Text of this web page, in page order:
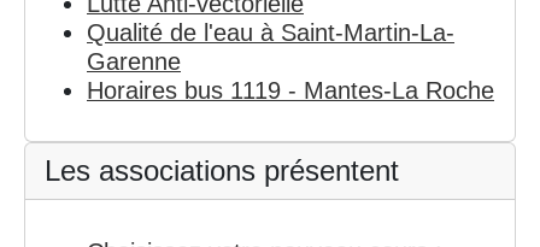
Qualité de l'eau à Saint-Martin-La-
Garenne
Horaires bus 1119 - Mantes-La Roche
Les associations présentent